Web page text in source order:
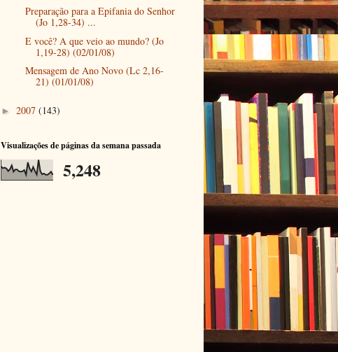
Preparação para a Epifania do Senhor
(Jo 1,28-34) ...
E você? A que veio ao mundo? (Jo
1,19-28) (02/01/08)
Mensagem de Ano Novo (Lc 2,16-
21) (01/01/08)
► 2007 (143)
Visualizações de páginas da semana passada
5,248